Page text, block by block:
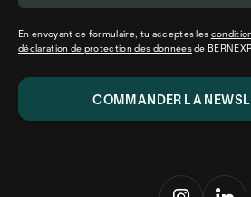
En envoyant ce formulaire, tu acceptes les
déclaration de protection des donnéesde